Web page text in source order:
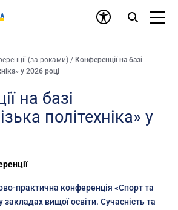
(за роками) / Конференції на базі
у 2026 році
на базі
політехніка» у
практична конференція «Спорт та
закладах вищої освіти. Сучасність та